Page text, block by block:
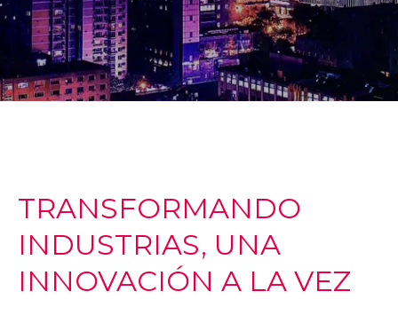
TRANSFORMANDO
INDUSTRIAS, UNA
INNOVACIÓN A LA VEZ